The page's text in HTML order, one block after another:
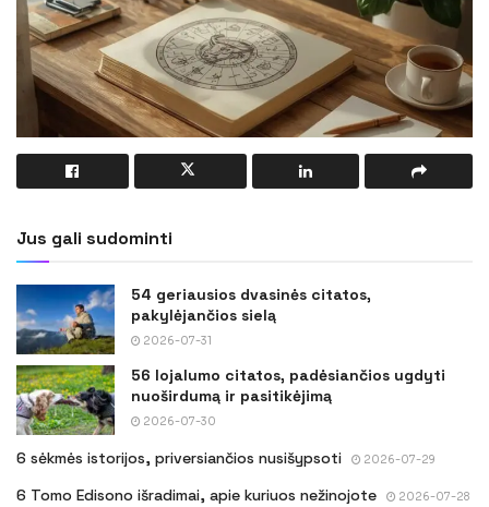
Jus gali sudominti
54 geriausios dvasinės citatos,
pakylėjančios sielą
2026-07-31
56 lojalumo citatos, padėsiančios ugdyti
nuoširdumą ir pasitikėjimą
2026-07-30
6 sėkmės istorijos, priversiančios nusišypsoti 2026-07-29
6 Tomo Edisono išradimai, apie kuriuos nežinojote 2026-07-28